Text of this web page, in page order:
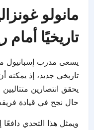
مانولو
تاريخيًا أمام
يسعى مدرب إسبانيول
يحقق انتصارين
حال نجح في قيادة
ويمثل هذا التحدي دافعًا